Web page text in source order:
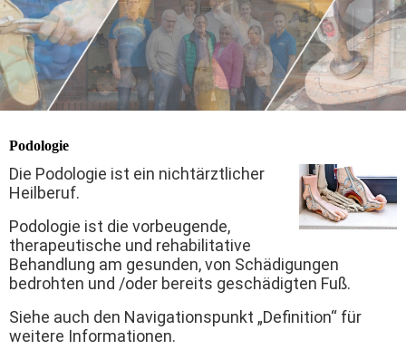
Podologie
Die Podologie ist ein nichtärztlicher
Heilberuf.
Podologie ist die vorbeugende,
therapeutische und rehabilitative
Behandlung am gesunden, von Schädigungen
bedrohten und /oder bereits geschädigten Fuß.
Siehe auch den Navigationspunkt „Definition“ für
weitere Informationen.